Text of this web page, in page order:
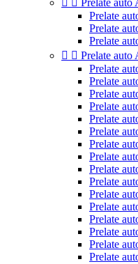
  Prelate
Prelate
Prelate
Prelate
  Prelate
Prelate
Prelate
Prelate
Prelate
Prelate
Prelate
Prelate
Prelate
Prelate
Prelate
Prelate
Prelate
Prelate
Prelate
Prelate
Prelate